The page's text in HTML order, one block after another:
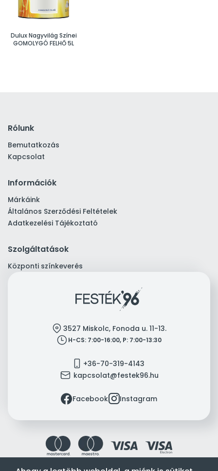
Dulux Nagyvilág Színei
GOMOLYGÓ FELHŐ 5L
Rólunk
Bemutatkozás
Kapcsolat
Információk
Márkáink
Általános Szerződési Feltételek
Adatkezelési Tájékoztató
Szolgáltatások
Központi színkeverés
location 3527 Miskolc, Fonoda u. 11-13.
clock H-CS: 7:00-16:00, P: 7:00-13:30
mobile +36-70-319-4143
mail kapcsolat@festek96.hu
facebookFacebookinstagramInstagram